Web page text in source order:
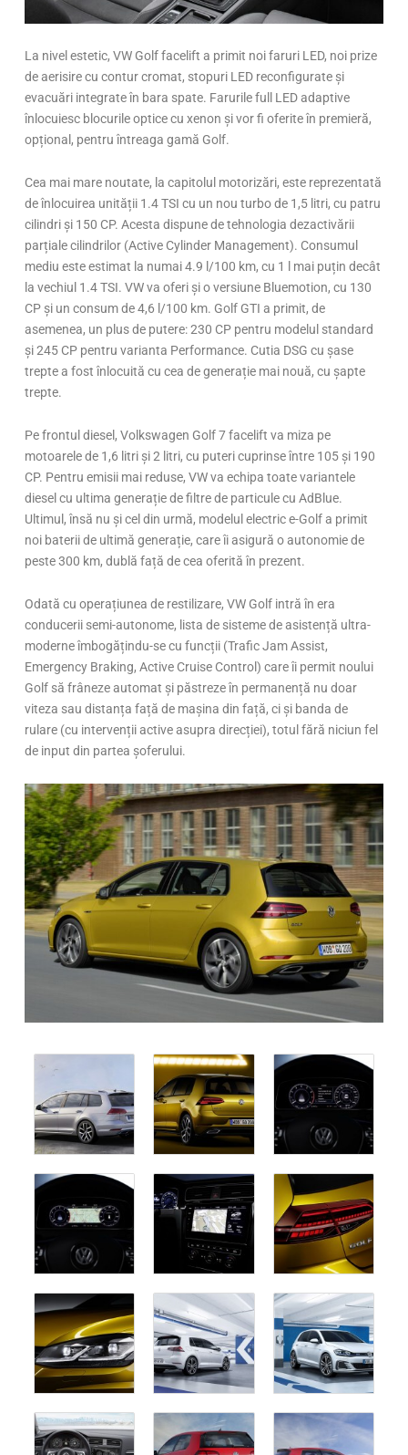
La nivel estetic, VW Golf facelift a primit noi faruri LED, noi prize
de aerisire cu contur cromat, stopuri LED reconfigurate și
evacuări integrate în bara spate. Farurile full LED adaptive
înlocuiesc blocurile optice cu xenon și vor fi oferite în premieră,
opțional, pentru întreaga gamă Golf.
Cea mai mare noutate, la capitolul motorizări, este reprezentată
de înlocuirea unității 1.4 TSI cu un nou turbo de 1,5 litri, cu patru
cilindri și 150 CP. Acesta dispune de tehnologia dezactivării
parțiale cilindrilor (Active Cylinder Management). Consumul
mediu este estimat la numai 4.9 l/100 km, cu 1 l mai puțin decât
la vechiul 1.4 TSI. VW va oferi și o versiune Bluemotion, cu 130
CP și un consum de 4,6 l/100 km. Golf GTI a primit, de
asemenea, un plus de putere: 230 CP pentru modelul standard
și 245 CP pentru varianta Performance. Cutia DSG cu șase
trepte a fost înlocuită cu cea de generație mai nouă, cu șapte
trepte.
Pe frontul diesel, Volkswagen Golf 7 facelift va miza pe
motoarele de 1,6 litri și 2 litri, cu puteri cuprinse între 105 și 190
CP. Pentru emisii mai reduse, VW va echipa toate variantele
diesel cu ultima generație de filtre de particule cu AdBlue.
Ultimul, însă nu și cel din urmă, modelul electric e-Golf a primit
noi baterii de ultimă generație, care îi asigură o autonomie de
peste 300 km, dublă față de cea oferită în prezent.
Odată cu operațiunea de restilizare, VW Golf intră în era
conducerii semi-autonome, lista de sisteme de asistență ultra-
moderne îmbogățindu-se cu funcții (Trafic Jam Assist,
Emergency Braking, Active Cruise Control) care îi permit noului
Golf să frâneze automat și păstreze în permanență nu doar
viteza sau distanța față de mașina din față, ci și banda de
rulare (cu intervenții active asupra direcției), totul fără niciun fel
de input din partea șoferului.